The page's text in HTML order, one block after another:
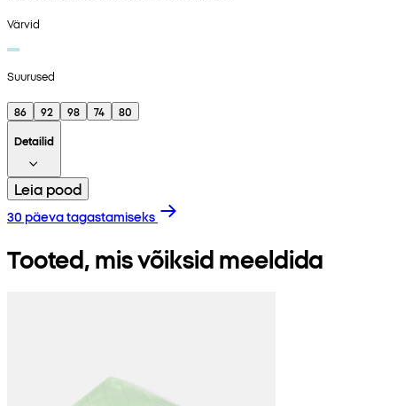
Värvid
Suurused
86 92 98 74
80
Detailid
Leia pood
30 päeva tagastamiseks
Tooted, mis võiksid meeldida